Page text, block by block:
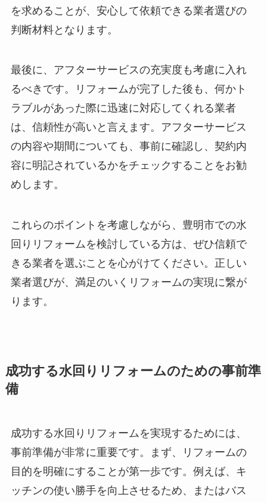
を求めることが、安心して依頼できる業者選びの
判断材料となります。
最後に、アフターサービスの充実度も考慮に入れ
るべきです。リフォームが完了した後も、何かト
ラブルがあった際に迅速に対応してくれる業者
は、信頼性が高いと言えます。アフターサービス
の内容や期間についても、事前に確認し、契約内
容に明記されているかをチェックすることをお勧
めします。
これらのポイントを考慮しながら、豊明市での水
回りリフォームを検討している方は、ぜひ信頼で
きる業者を選ぶことを心がけてください。正しい
業者選びが、満足のいくリフォームの実現に繋が
ります。
成功する水回りリフォームのための事前準
備
成功する水回りリフォームを実現するためには、
事前準備が非常に重要です。まず、リフォームの
目的を明確にすることが第一歩です。例えば、キ
ッチンの使い勝手を向上させるため、またはバス